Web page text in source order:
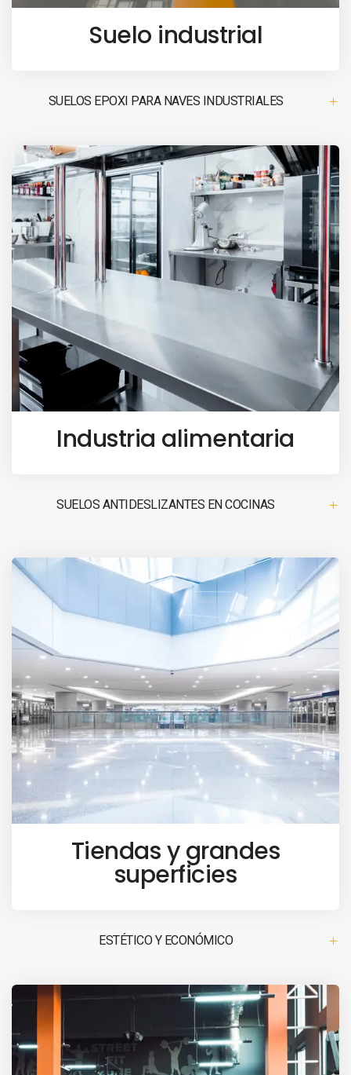
Suelo industrial
SUELOS EPOXI PARA NAVES INDUSTRIALES
Industria alimentaria
SUELOS ANTIDESLIZANTES EN COCINAS
Tiendas y grandes
superficies
ESTÉTICO Y ECONÓMICO